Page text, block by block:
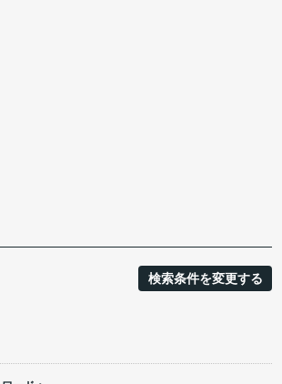
検索条件を変更する